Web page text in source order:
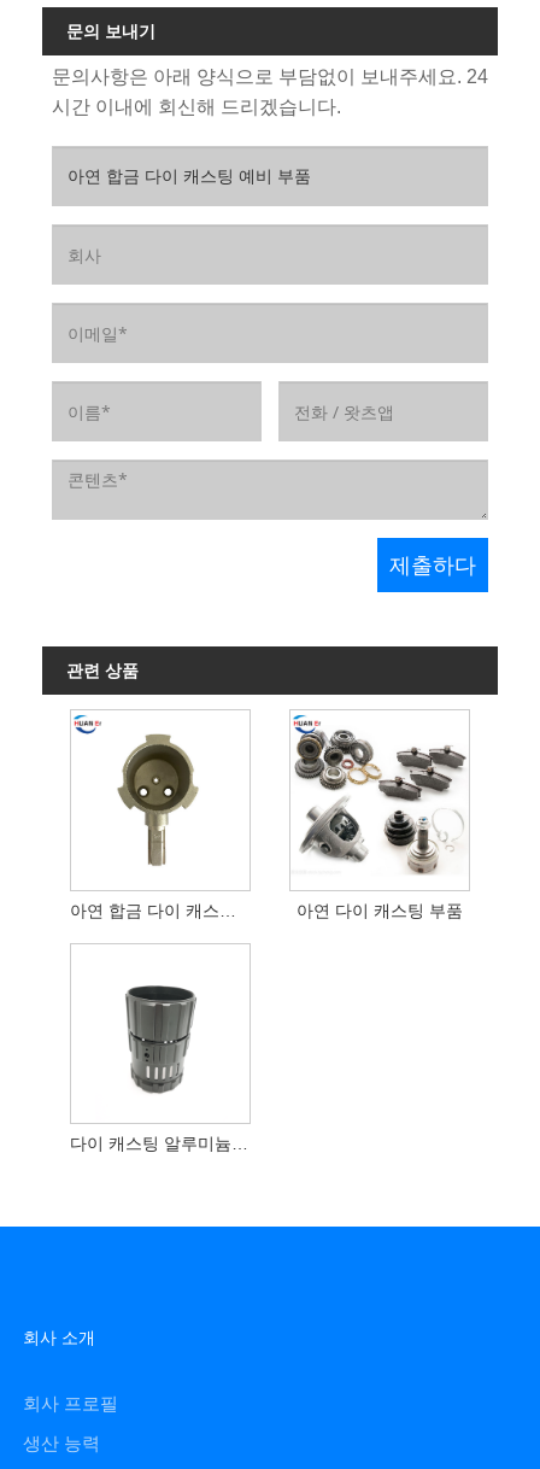
문의 보내기
문의사항은 아래 양식으로 부담없이 보내주세요. 24
시간 이내에 회신해 드리겠습니다.
관련 상품
아연 다이 캐스팅 부품
다이 캐스팅 알루미늄 카메라 하우징
회사 소개
회사 프로필
생산 능력